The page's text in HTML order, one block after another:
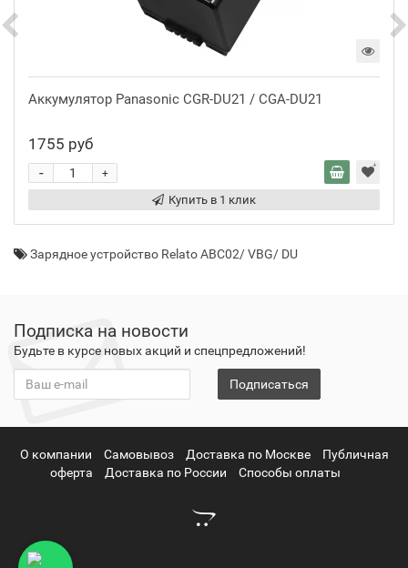
Аккумулятор Panasonic CGR-DU21 / CGA-DU21
1755 руб
+
-
Купить в 1 клик
Зарядное устройство Relato ABC02/ VBG/ DU
Подписка на новости
Будьте в курсе новых акций и спецпредложений!
Подписаться
О компании Самовывоз Доставка по Москве
Публичная
оферта
Доставка по России Способы оплаты